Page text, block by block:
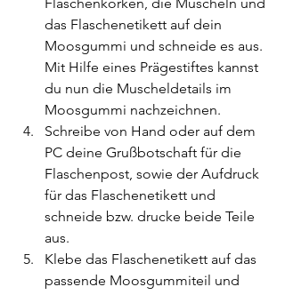
das Flaschenetikett auf dein
Moosgummi und schneide es aus.
Mit Hilfe eines Prägestiftes kannst
du nun die Muscheldetails im
Moosgummi nachzeichnen.
Schreibe von Hand oder auf dem
PC deine Grußbotschaft für die
Flaschenpost, sowie der Aufdruck
für das Flaschenetikett und
schneide bzw. drucke beide Teile
aus.
Klebe das Flaschenetikett auf das
passende Moosgummiteil und